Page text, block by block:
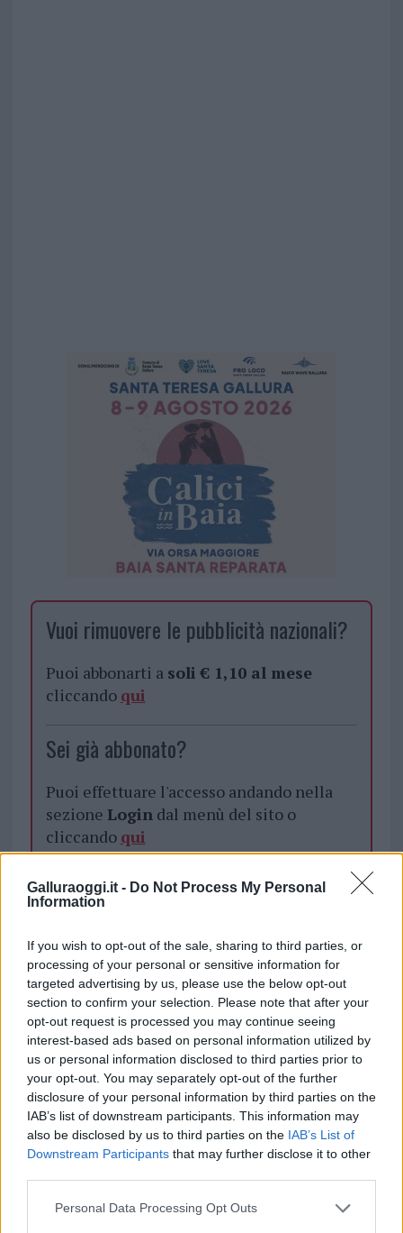
Galluraoggi.it - Do Not Process My Personal
Information
If you wish to opt-out of the sale, sharing to third parties, or
processing of your personal or sensitive information for
targeted advertising by us, please use the below opt-out
section to confirm your selection. Please note that after your
opt-out request is processed you may continue seeing
interest-based ads based on personal information utilized by
us or personal information disclosed to third parties prior to
your opt-out. You may separately opt-out of the further
disclosure of your personal information by third parties on the
IAB’s list of downstream participants. This information may
also be disclosed by us to third parties on the IAB’s List of
Downstream Participants that may further disclose it to other
Please note that this website/app uses one or more Google
Personal Data Processing Opt Outs
Vuoi rimuovere le pubblicità nazionali?
Puoi abbonarti a soli € 1,10 al mese
cliccando qui
Sei già abbonato?
Puoi effettuare l'accesso andando nella
sezione Logindal menù del sito o
cliccando qui
TEMI: Carabinieri Nurri
Notizie in tempo reale?
Entra nel canale telegram di
GalluraOggi.it
Inviaci le tue segnalazioni,
i tuoi video e le tue foto
Su WhatsApp al numero +39
345 356 7512